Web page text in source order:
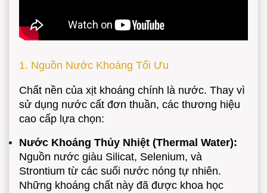
1. Nguồn Nước Khoáng Tối Ưu
Chất nền của xịt khoáng chính là nước. Thay vì
sử dụng nước cất đơn thuần, các thương hiệu
cao cấp lựa chọn:
Nước Khoáng Thủy Nhiệt (Thermal Water):
Nguồn nước giàu Silicat, Selenium, và
Strontium từ các suối nước nóng tự nhiên.
Những khoáng chất này đã được khoa học